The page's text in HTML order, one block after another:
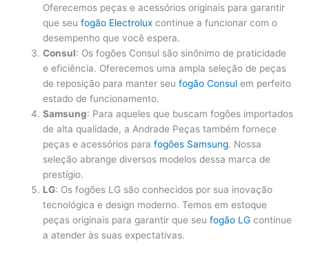
Oferecemos peças e acessórios originais para garantir
que seufogão Electrolux continue a funcionar com o
desempenho que você espera.
Consul: Os fogões Consul são sinônimo de praticidade
e eficiência. Oferecemos uma ampla seleção de peças
de reposição para manter seufogão Consul em perfeito
estado de funcionamento.
Samsung: Para aqueles que buscam fogões importados
de alta qualidade, a Andrade Peças também fornece
peças e acessórios parafogões Samsung. Nossa
seleção abrange diversos modelos dessa marca de
prestígio.
LG: Os fogões LG são conhecidos por sua inovação
tecnológica e design moderno. Temos em estoque
peças originais para garantir que seufogão LG continue
a atender às suas expectativas.